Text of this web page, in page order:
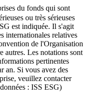
du fonds qui sont
ou très sérieuses
est indiquée. Il s'agit
internationales relatives
de l'Organisation
autres. Les notations sont
pertinentes
an. Si vous avez des
veuillez contacter
: ISS ESG)